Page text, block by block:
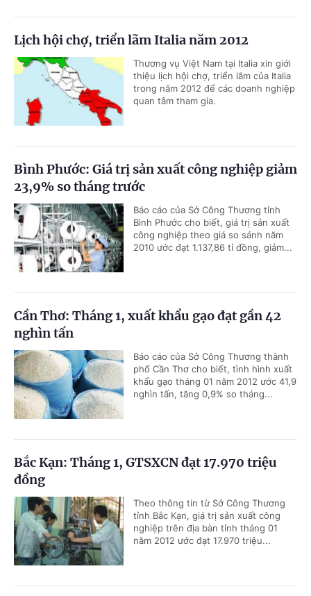
Lịch hội chợ, triển lãm Italia năm 2012
Thương vụ Việt Nam tại Italia xin giới
thiệu lịch hội chợ, triển lãm của Italia
trong năm 2012 để các doanh nghiệp
quan tâm tham gia.
Bình Phước: Giá trị sản xuất công nghiệp giảm
23,9% so tháng trước
Báo cáo của Sở Công Thương tỉnh
Bình Phước cho biết, giá trị sản xuất
công nghiệp theo giá so sánh năm
2010 ước đạt 1.137,86 tỉ đồng, giảm...
Cần Thơ: Tháng 1, xuất khẩu gạo đạt gần 42
nghìn tấn
Báo cáo của Sở Công Thương thành
phố Cần Thơ cho biết, tình hình xuất
khẩu gạo tháng 01 năm 2012 ước 41,9
nghìn tấn, tăng 0,9% so tháng...
Bắc Kạn: Tháng 1, GTSXCN đạt 17.970 triệu
đồng
Theo thông tin từ Sở Công Thương
tỉnh Bắc Kạn, giá trị sản xuất công
nghiệp trên địa bàn tỉnh tháng 01
năm 2012 ước đạt 17.970 triệu...